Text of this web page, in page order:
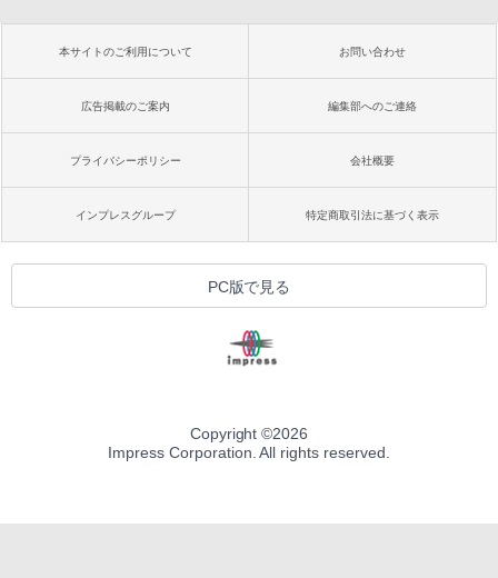
本サイトのご利用について お問い合わせ
広告掲載のご案内 編集部へのご連絡
プライバシーポリシー 会社概要
インプレスグループ 特定商取引法に基づく表示
PC版で見る
Copyright ©2026
Impress Corporation. All rights reserved.